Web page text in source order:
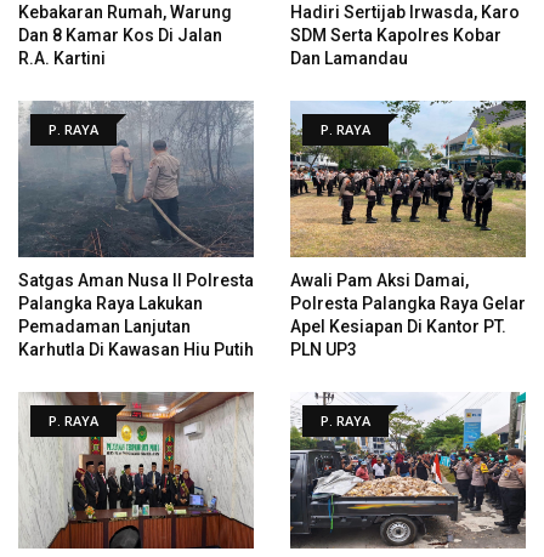
Kebakaran Rumah, Warung
Dan 8 Kamar Kos Di Jalan
R.A. Kartini
Hadiri Sertijab Irwasda, Karo
SDM Serta Kapolres Kobar
Dan Lamandau
P. RAYA
Satgas Aman Nusa II Polresta
Palangka Raya Lakukan
Pemadaman Lanjutan
Karhutla Di Kawasan Hiu Putih
P. RAYA
Awali Pam Aksi Damai,
Polresta Palangka Raya Gelar
Apel Kesiapan Di Kantor PT.
PLN UP3
P. RAYA P. RAYA